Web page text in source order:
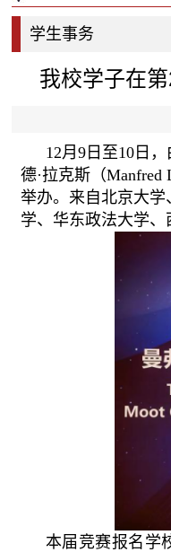
学生事务
我校学子在
12月9日至10日
德·拉克斯（
举办。来自北京大
学、华东政法大学
本届竞赛报名学